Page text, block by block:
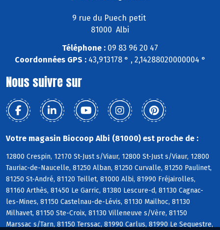
9 rue du Puech petit
81000 Albi
Téléphone : 09 83 96 20 47
Coordonnées GPS :43,913178 ° , 2,14288020000004 °
Nous suivre sur
Votre magasin Biocoop Albi (81000) est proche de :
12800 Crespin, 12170 St-Just s/Viaur, 12800 St-Just s/Viaur, 12800
Tauriac-de-Naucelle, 81250 Alban, 81250 Curvalle, 81250 Paulinet,
81250 St-André, 81120 Teillet, 81000 Albi, 81990 Fréjairolles,
81160 Arthès, 81450 Le Garric, 81380 Lescure-d, 81130 Cagnac-
les-Mines, 81150 Castelnau-de-Lévis, 81130 Mailhoc, 81130
Milhavet, 81150 Ste-Croix, 81130 Villeneuve s/Vère, 81150
Marssac s/Tarn, 81150 Terssac, 81990 Carlus, 81990 Le Sequestre,